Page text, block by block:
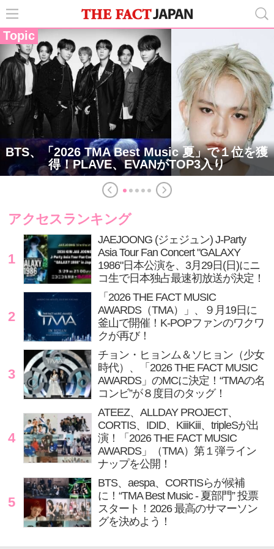
Topic
BTS、「2026 TMA Best Music 夏」で１位を獲
得！PLAVE、EVANがTOP3入り
アクセスランキング
1
JAEJOONG (ジェジュン) J-Party
Asia Tour Fan Concert "GALAXY
1986"日本公演を、3月29日(日)にニ
コ生で日本独占最速初放送が決定！
2
「2026 THE FACT MUSIC
AWARDS（TMA）」、９月19日に
釜山で開催！K-POPファンのワクワ
クが再び！
3
チョン・ヒョンム＆ソヒョン（少女
時代）、「2026 THE FACT MUSIC
AWARDS」のMCに決定！“TMAの名
コンビ”が８度目のタッグ！
4
ATEEZ、ALLDAY PROJECT、
CORTIS、IDID、KiiiKiii、tripleSが出
演！「2026 THE FACT MUSIC
AWARDS」（TMA）第１弾ライン
ナップを公開！
5
BTS、aespa、CORTISらが候補
に！“TMA Best Music - 夏部門” 投票
スタート！2026 最高のサマーソン
グを決めよう！